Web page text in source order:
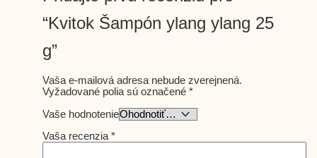
“Kvitok Šampón ylang ylang 25
g”
Vaša e-mailová adresa nebude zverejnená.
Vyžadované polia sú označené *
Vaše hodnotenie
Vaša recenzia*